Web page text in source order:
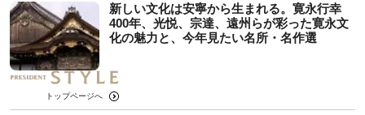
新しい文化は安寧から生まれる。寛永行幸
400年、光悦、宗達、遠州らが彩った寛永文
化の魅力と、今年見たい名所・名作選
トップページへ